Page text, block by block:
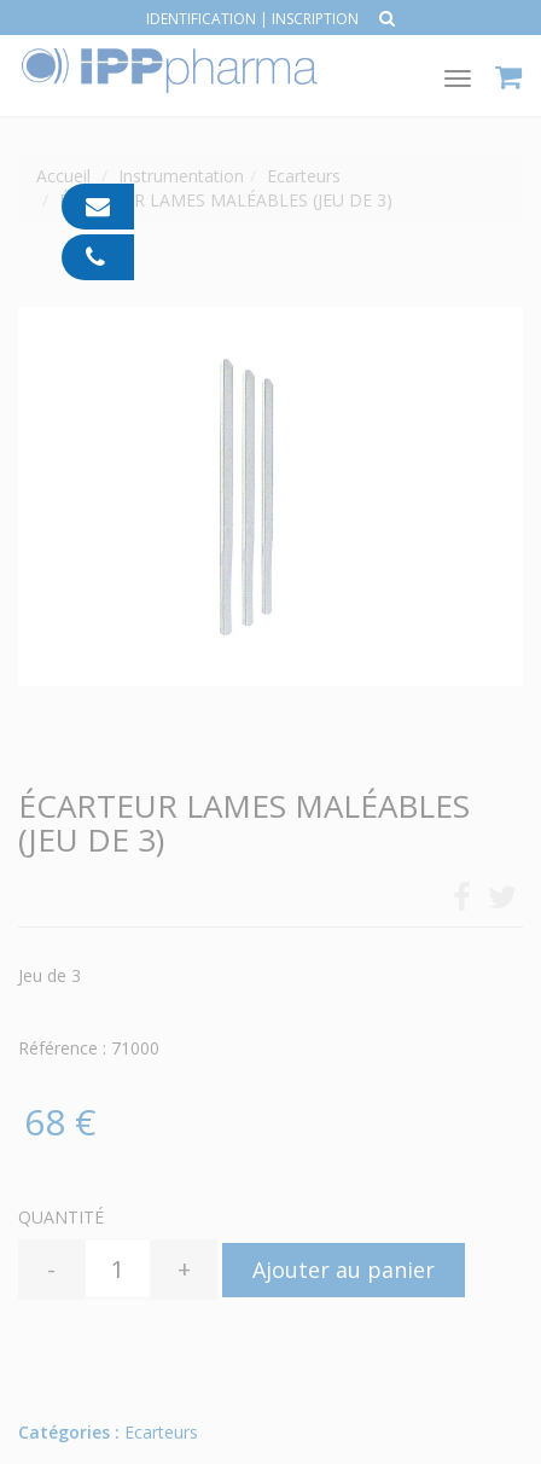
IDENTIFICATION | INSCRIPTION
Toggle
Accueil Instrumentation
Ecarteurs
ÉCARTEUR LAMES MALÉABLES (JEU DE 3)
ÉCARTEUR LAMES MALÉABLES
(JEU DE 3)
Jeu de 3
Référence : 71000
68 €
QUANTITÉ
- + Ajouter au panier
Catégories : Ecarteurs
contact@ipp-
pharma.com
91